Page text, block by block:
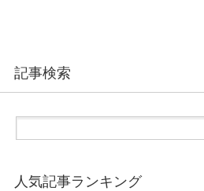
記事検索
人気記事ランキング